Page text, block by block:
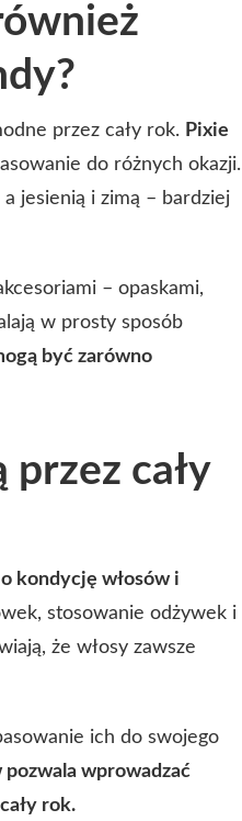
przez cały rok. Pixie
do różnych okazji.
jesienią i zimą – bardziej
– opaskami,
w prosty sposób
być zarówno
cały
o kondycję włosów i
stosowanie odżywek i
że włosy zawsze
ich do swojego
wprowadzać
rok.